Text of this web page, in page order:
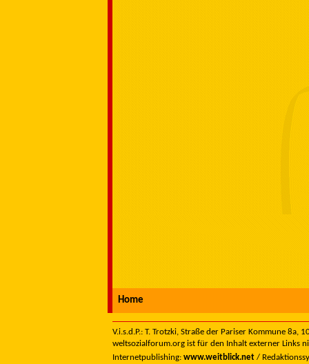
Home
V.i.s.d.P.: T. Trotzki, Straße der Pariser Kommune
weltsozialforum.org ist für den Inhalt externer Links
Internetpublishing: www.weitblick.net /